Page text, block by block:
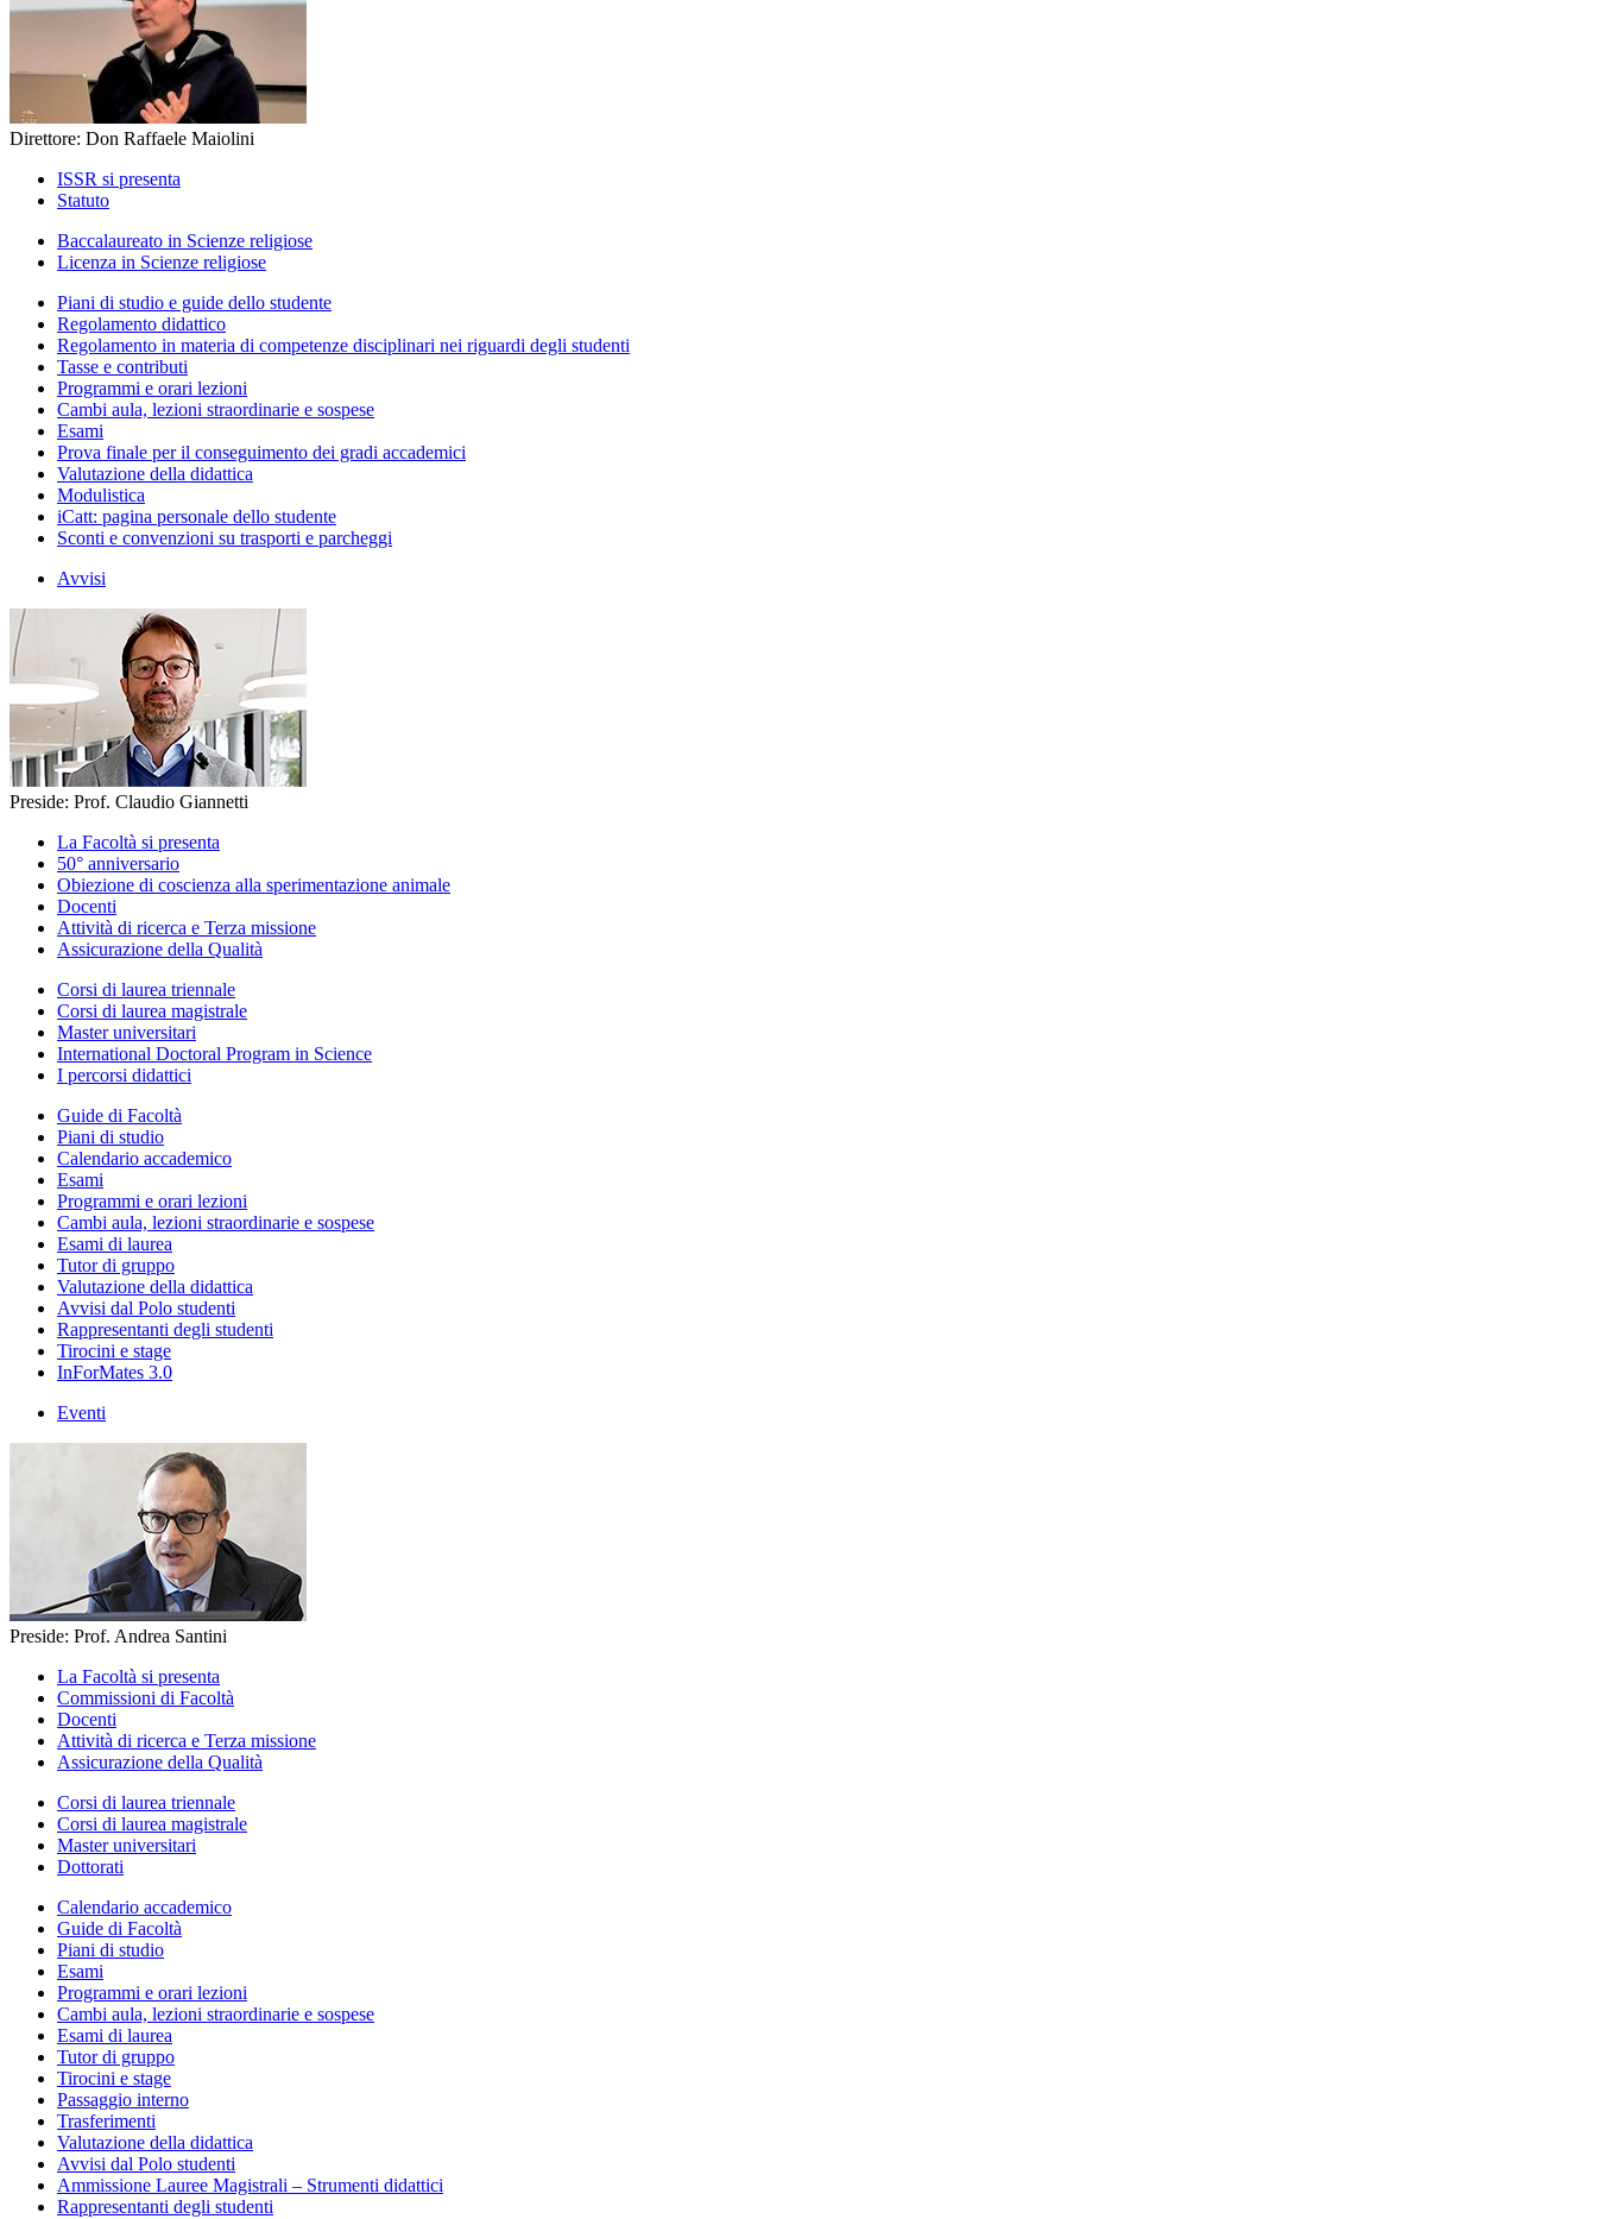
Direttore: Don Raffaele Maiolini
ISSR si presenta
Statuto
Baccalaureato in Scienze religiose
Licenza in Scienze religiose
Piani di studio e guide dello studente
Regolamento didattico
Regolamento in materia di competenze disciplinari nei riguardi degli studenti
Tasse e contributi
Programmi e orari lezioni
Cambi aula, lezioni straordinarie e sospese
Esami
Prova finale per il conseguimento dei gradi accademici
Valutazione della didattica
Modulistica
iCatt: pagina personale dello studente
Sconti e convenzioni su trasporti e parcheggi
Avvisi
Preside: Prof. Claudio Giannetti
La Facoltà si presenta
50° anniversario
Obiezione di coscienza alla sperimentazione animale
Docenti
Attività di ricerca e Terza missione
Assicurazione della Qualità
Corsi di laurea triennale
Corsi di laurea magistrale
Master universitari
International Doctoral Program in Science
I percorsi didattici
Guide di Facoltà
Piani di studio
Calendario accademico
Esami
Programmi e orari lezioni
Cambi aula, lezioni straordinarie e sospese
Esami di laurea
Tutor di gruppo
Valutazione della didattica
Avvisi dal Polo studenti
Rappresentanti degli studenti
Tirocini e stage
InForMates 3.0
Eventi
Preside: Prof. Andrea Santini
La Facoltà si presenta
Commissioni di Facoltà
Docenti
Attività di ricerca e Terza missione
Assicurazione della Qualità
Corsi di laurea triennale
Corsi di laurea magistrale
Master universitari
Dottorati
Calendario accademico
Guide di Facoltà
Piani di studio
Esami
Programmi e orari lezioni
Cambi aula, lezioni straordinarie e sospese
Esami di laurea
Tutor di gruppo
Tirocini e stage
Passaggio interno
Trasferimenti
Valutazione della didattica
Avvisi dal Polo studenti
Ammissione Lauree Magistrali – Strumenti didattici
Rappresentanti degli studenti